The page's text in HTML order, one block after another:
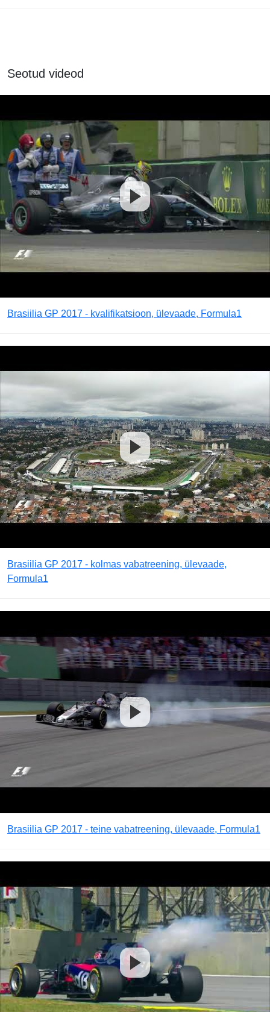
Seotud videod
Brasiilia GP 2017 - kvalifikatsioon, ülevaade, Formula1
Brasiilia GP 2017 - kolmas vabatreening, ülevaade,
Formula1
Brasiilia GP 2017 - teine vabatreening, ülevaade, Formula1